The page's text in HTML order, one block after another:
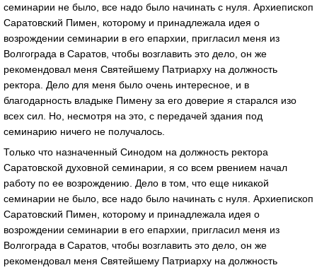
семинарии не было, все надо было начинать с нуля. Архиепископ
Саратовский Пимен, которому и принадлежала идея о
возрождении семинарии в его епархии, пригласил меня из
Волгограда в Саратов, чтобы возглавить это дело, он же
рекомендовал меня Святейшему Патриарху на должность
ректора. Дело для меня было очень интересное, и в
благодарность владыке Пимену за его доверие я старался изо
всех сил. Но, несмотря на это, с передачей здания под
семинарию ничего не получалось.
Только что назначенный Синодом на должность ректора
Саратовской духовной семинарии, я со всем рвением начал
работу по ее возрождению. Дело в том, что еще никакой
семинарии не было, все надо было начинать с нуля. Архиепископ
Саратовский Пимен, которому и принадлежала идея о
возрождении семинарии в его епархии, пригласил меня из
Волгограда в Саратов, чтобы возглавить это дело, он же
рекомендовал меня Святейшему Патриарху на должность